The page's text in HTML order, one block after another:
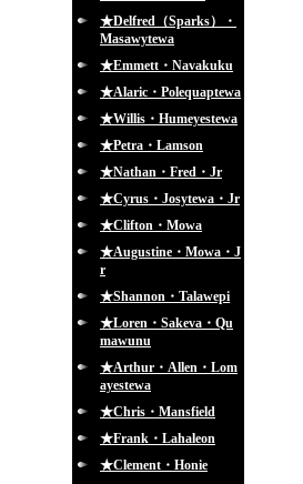
★Delfred（Sparks）・
Masawytewa
★Emmett・Navakuku
★Alaric・Polequaptewa
★Willis・Humeyestewa
★Petra・Lamson
★Nathan・Fred・Jr
★Cyrus・Josytewa・Jr
★Clifton・Mowa
★Augustine・Mowa・J
r
★Shannon・Talawepi
★Loren・Sakeva・Qu
mawunu
★Arthur・Allen・Lom
ayestewa
★Chris・Mansfield
★Frank・Lahaleon
★Clement・Honie